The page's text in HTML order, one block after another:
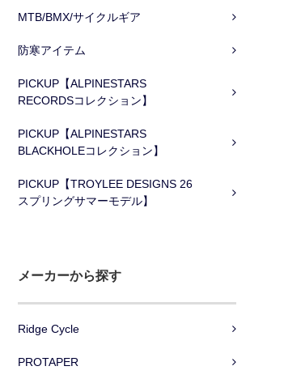
MTB/BMX/サイクルギア
防寒アイテム
PICKUP【ALPINESTARS
RECORDSコレクション】
PICKUP【ALPINESTARS
BLACKHOLEコレクション】
PICKUP【TROYLEE DESIGNS 26
スプリングサマーモデル】
メーカーから探す
Ridge Cycle
PROTAPER